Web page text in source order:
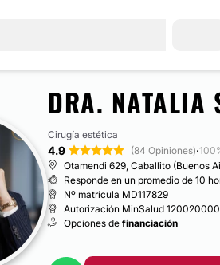
DRA. NATALIA
Cirugía estética
4.9 (84 Opiniones)·
Otamendi 629, Caballito (Buenos
Responde en un promedio de 10
Nº matrícula MD117829
Autorización MinSalud
Opciones de financiación